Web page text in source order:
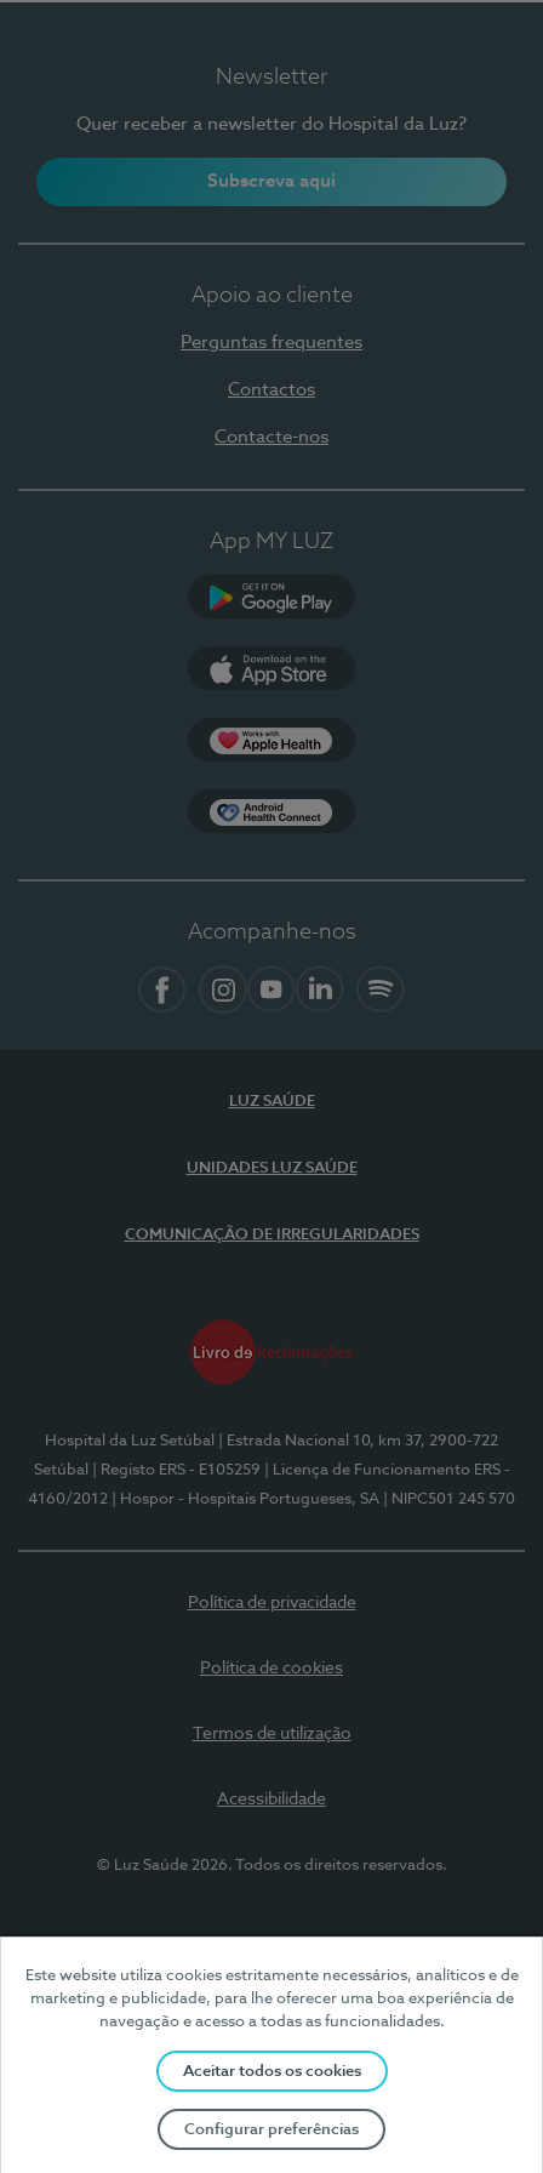
Este website utiliza cookies estritamente necessários, analíticos e de
marketing e publicidade, para lhe oferecer uma boa experiência de
navegação e acesso a todas as funcionalidades.
Aceitar todos os cookies
Configurar preferências
Newsletter
Quer receber a newsletter do Hospital da Luz?
Subscreva aqui
Apoio ao cliente
Perguntas frequentes
Contactos
Contacte-nos
App MY LUZ
Acompanhe-nos
LUZ SAÚDE
UNIDADES LUZ SAÚDE
COMUNICAÇÃO DE IRREGULARIDADES
Hospital da Luz Setúbal
| Estrada Nacional 10, km 37, 2900-722
Setúbal
| Registo ERS - E105259
| Licença de Funcionamento ERS -
4160/2012
| Hospor - Hospitais Portugueses, SA | NIPC501 245 570
Política de privacidade
Política de cookies
Termos de utilização
Acessibilidade
© Luz Saúde 2026. Todos os direitos reservados.